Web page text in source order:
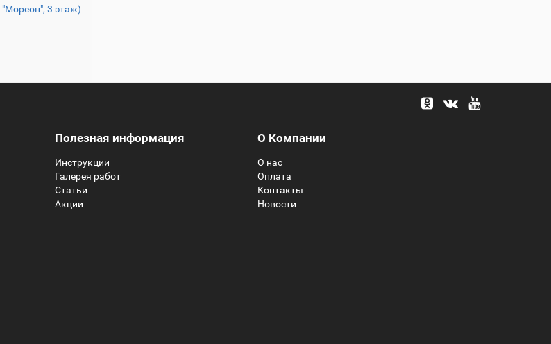
"Мореон", 3 этаж)
Полезная информация
Инструкции
Галерея работ
Статьи
Акции
О Компании
О нас
Оплата
Контакты
Новости